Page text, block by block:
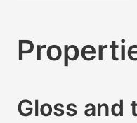
Gloss and